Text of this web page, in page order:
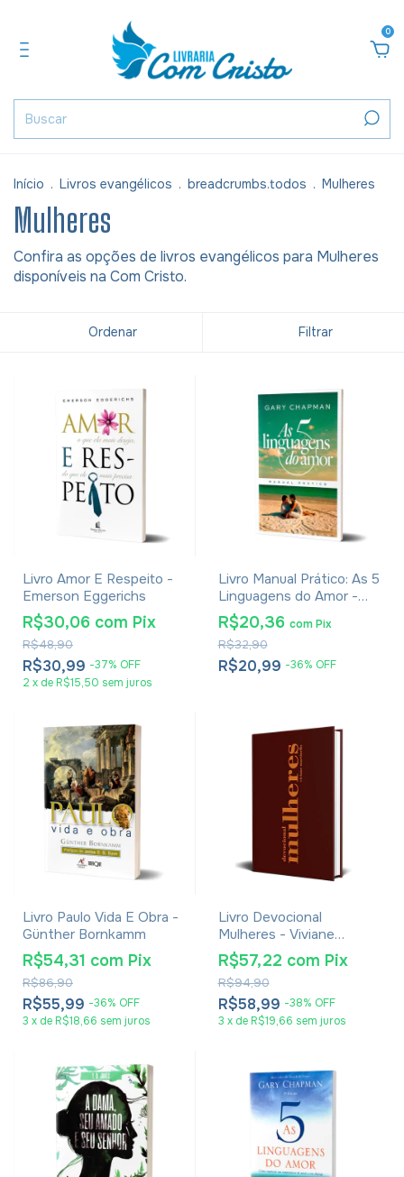
0
Início . Livros evangélicos . breadcrumbs.todos . Mulheres
Mulheres
Confira as opções de livros evangélicos para Mulheres
disponíveis na Com Cristo.
Ordenar Filtrar
Livro Amor E Respeito -
Emerson Eggerichs
R$30,99 -37% OFF
R$48,90
R$30,06 com Pix
2 x de R$15,50 sem juros
Livro Manual Prático: As 5
Linguagens do Amor -
Gary Chapman
R$20,99 -36% OFF
R$32,90
R$20,36 com Pix
Livro Paulo Vida E Obra -
Günther Bornkamm
R$55,99 -36% OFF
R$86,90
R$54,31 com Pix
3 x de R$18,66 sem juros
Livro Devocional
Mulheres - Viviane
Martinello
R$58,99 -38% OFF
R$94,90
R$57,22 com Pix
3 x de R$19,66 sem juros